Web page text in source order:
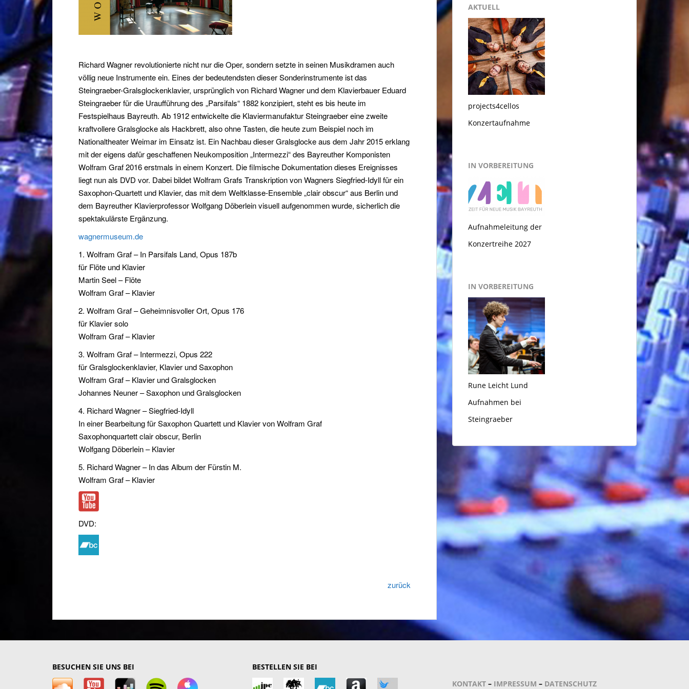
Richard Wagner revolutionierte nicht nur die Oper, sondern setzte in seinen Musikdramen auch
völlig neue Instrumente ein. Eines der bedeutendsten dieser Sonderinstrumente ist das
Steingraeber-Gralsglockenklavier, ursprünglich von Richard Wagner und dem Klavierbauer Eduard
Steingraeber für die Uraufführung des „Parsifals“ 1882 konzipiert, steht es bis heute im
Festspielhaus Bayreuth. Ab 1912 entwickelte die Klaviermanufaktur Steingraeber eine zweite
kraftvollere Gralsglocke als Hackbrett, also ohne Tasten, die heute zum Beispiel noch im
Nationaltheater Weimar im Einsatz ist. Ein Nachbau dieser Gralsglocke aus dem Jahr 2015 erklang
mit der eigens dafür geschaffenen Neukomposition „Intermezzi“ des Bayreuther Komponisten
Wolfram Graf 2016 erstmals in einem Konzert. Die filmische Dokumentation dieses Ereignisses
liegt nun als DVD vor. Dabei bildet Wolfram Grafs Transkription von Wagners Siegfried-Idyll für ein
Saxophon-Quartett und Klavier, das mit dem Weltklasse-Ensemble „clair obscur“ aus Berlin und
dem Bayreuther Klavierprofessor Wolfgang Döberlein visuell aufgenommen wurde, sicherlich die
spektakulärste Ergänzung.
wagnermuseum.de
1. Wolfram Graf – In Parsifals Land, Opus 187b
für Flöte und Klavier
Martin Seel – Flöte
Wolfram Graf – Klavier
2. Wolfram Graf – Geheimnisvoller Ort, Opus 176
für Klavier solo
Wolfram Graf – Klavier
3. Wolfram Graf – Intermezzi, Opus 222
für Gralsglockenklavier, Klavier und Saxophon
Wolfram Graf – Klavier und Gralsglocken
Johannes Neuner – Saxophon und Gralsglocken
4. Richard Wagner – Siegfried-Idyll
In einer Bearbeitung für Saxophon Quartett und Klavier von Wolfram Graf
Saxophonquartett clair obscur, Berlin
Wolfgang Döberlein – Klavier
5. Richard Wagner – In das Album der Fürstin M.
Wolfram Graf – Klavier
DVD:
zurück
AKTUELL
projects4cellos
Konzertaufnahme
IN VORBEREITUNG
Aufnahmeleitung der
Konzertreihe 2027
IN VORBEREITUNG
Rune Leicht Lund
Aufnahmen bei
Steingraeber
BESUCHEN SIE UNS BEI
BESTELLEN SIE BEI
KONTAKT – IMPRESSUM – DATENSCHUTZ